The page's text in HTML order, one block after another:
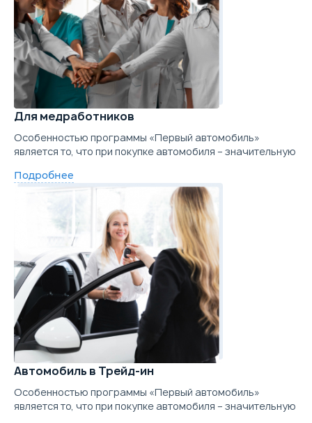
Для медработников
Особенностью программы «Первый автомобиль»
является то, что при покупке автомобиля – значительную
Подробнее
Автомобиль в Трейд-ин
Особенностью программы «Первый автомобиль»
является то, что при покупке автомобиля – значительную